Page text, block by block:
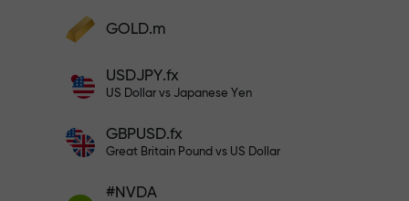
Ҳисобни тўлдиринг ва
бонус олинг. X1000 хато эмас. Депозит
қанча катта бўлса, мультипликатор
Ҳисобингизни $333 билан
Рисксиз
фойдангиз
GOLD.m
USDJPY.fx
US Dollar vs Japanese Yen
GBPUSD.fx
Great Britain Pound vs US Dollar
#NVDA